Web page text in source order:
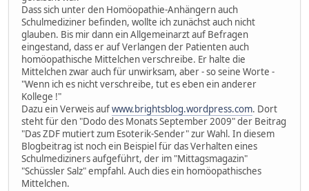
Dass sich unter den Homöopathie-Anhängern auch
Schulmediziner befinden, wollte ich zunächst auch nicht
glauben. Bis mir dann ein Allgemeinarzt auf Befragen
eingestand, dass er auf Verlangen der Patienten auch
homöopathische Mittelchen verschreibe. Er halte die
Mittelchen zwar auch für unwirksam, aber - so seine Worte -
"Wenn ich es nicht verschreibe, tut es eben ein anderer
Kollege !"
Dazu ein Verweis aufwww.brightsblog.wordpress.com. Dort
steht für den "Dodo des Monats September 2009" der Beitrag
"Das ZDF mutiert zum Esoterik-Sender" zur Wahl. In diesem
Blogbeitrag ist noch ein Beispiel für das Verhalten eines
Schulmediziners aufgeführt, der im "Mittagsmagazin"
"Schüssler Salz" empfahl. Auch dies ein homöopathisches
Mittelchen.